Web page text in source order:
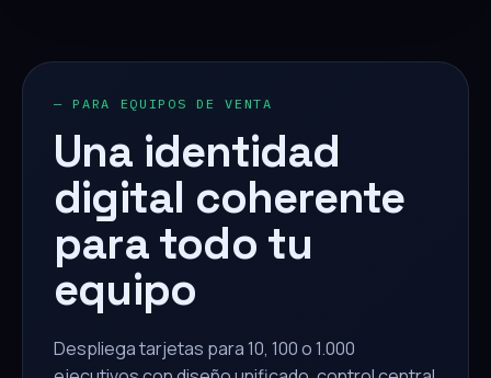
— PARA EQUIPOS DE VENTA
Una identidad
digital coherente
para todo tu
equipo
Despliega tarjetas para 10, 100 o 1.000